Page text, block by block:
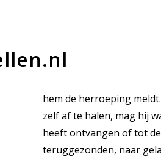
hem de herroeping
zelf af te halen, mag hij
heeft ontvangen of tot
teruggezonden, naar